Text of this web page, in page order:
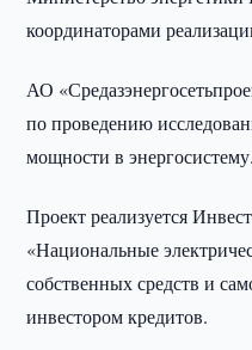
координаторами
АО
по проведению
мощности в энергосистему.
Проект реализуется
«Национальные
собственных средств и
инвестором кредитов.